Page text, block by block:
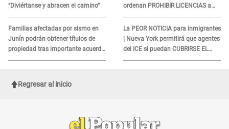
“Diviértanse y abracen el camino”
Familias afectadas por sismo en
Junín podrán obtener títulos de
propiedad tras importante acuerdo
de Cofopri
ordenan PROHIBIR LICENCIAS a
quienes no presenten ESTE
DOCUMENTO
La PEOR NOTICIA para inmigrantes
| Nueva York permitirá que agentes
del ICE si puedan CUBRIRSE EL
ROSTRO
Regresar al inicio